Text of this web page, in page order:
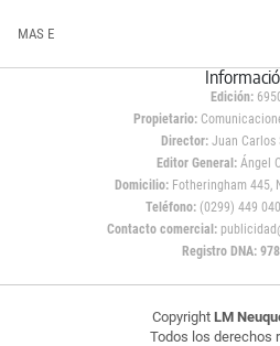
MAS E
Edición:
Propietario:
Director: Juan Carlos
Editor General:Ángel
Domicilio:Fotheringham 445,
Teléfono: (0299) 449
Contacto comercial:
Registro DNA:
Copyright LM
Todos los derechos